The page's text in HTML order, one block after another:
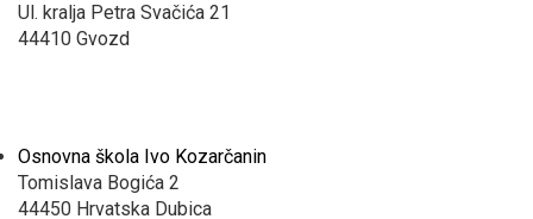
Ul. kralja Petra Svačića 21
44410 Gvozd
Osnovna škola Ivo Kozarčanin
Tomislava Bogića 2
44450 Hrvatska Dubica